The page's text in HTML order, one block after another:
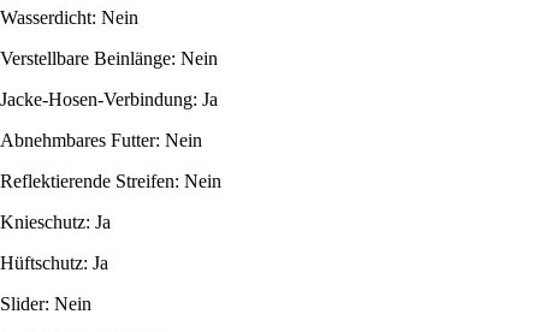
Wasserdicht: Nein
Verstellbare Beinlänge: Nein
Jacke-Hosen-Verbindung: Ja
Abnehmbares Futter: Nein
Reflektierende Streifen: Nein
Knieschutz: Ja
Hüftschutz: Ja
Slider: Nein